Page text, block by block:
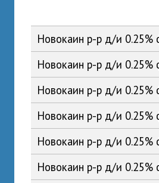
Новокаин р-р д/и
Новокаин р-р д/и
Новокаин р-р д/и
Новокаин р-р д/и
Новокаин р-р д/и
Новокаин р-р д/и